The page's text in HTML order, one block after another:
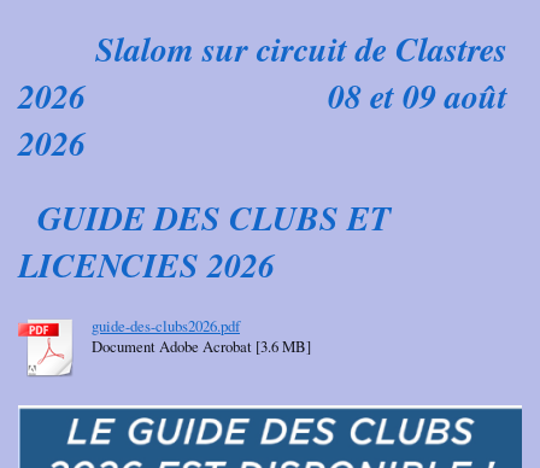
Slalom sur circuit de Clastres
2026 08 et 09 août
2026
GUIDE DES CLUBS ET
LICENCIES 2026
guide-des-clubs2026.pdf
Document Adobe Acrobat [3.6 MB]